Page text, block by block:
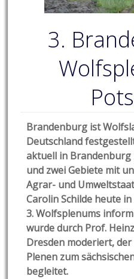
3.
Brandenburg ist
Deutschland
aktuell in Brandenburg
und zwei Gebiete mit
Agrar- und
Carolin Schilde heute
3. Wolfsplenums
wurde durch Prof.
Dresden moderiert, der
Plenen zum
begleitet.